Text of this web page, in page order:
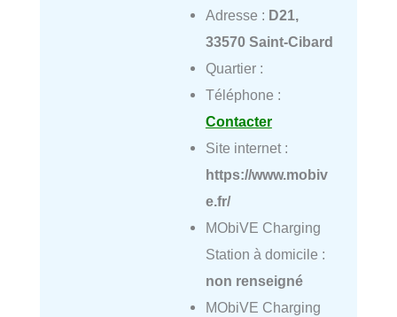
Adresse : D21,
33570 Saint-Cibard
Quartier :
Téléphone :
Contacter
Site internet :
https://www.mobiv
e.fr/
MObiVE Charging
Station à domicile :
non renseigné
MObiVE Charging